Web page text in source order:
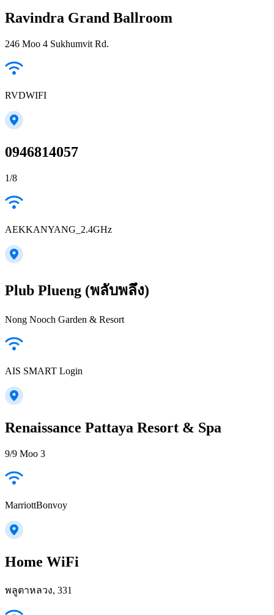
Ravindra Grand Ballroom
246 Moo 4 Sukhumvit Rd.
RVDWIFI
0946814057
1/8
AEKKANYANG_2.4GHz
Plub Plueng (พลับพลึง)
Nong Nooch Garden & Resort
AIS SMART Login
Renaissance Pattaya Resort & Spa
9/9 Moo 3
MarriottBonvoy
Home WiFi
พลูตาหลวง, 331